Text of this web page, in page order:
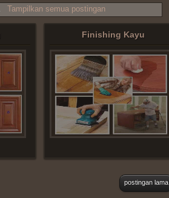
Tampilkan semua postingan
Finishing Kayu
postingan lama